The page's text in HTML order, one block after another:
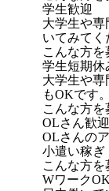
学生歓迎
大学生や
いてみてく
こんな方
学生短期休
大学生や専
もOKです。
こんな方
OLさん歓迎
OLさんの
小遣い稼ぎ
こんな方
WワークOK